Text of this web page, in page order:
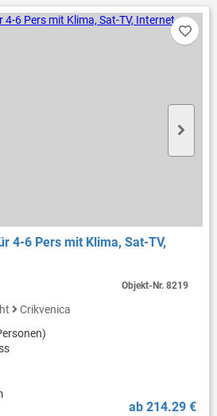
4-6 Pers mit Klima, Sat-TV,
Crikvenica
ab 214.29 €
Objekt-Nr.8219